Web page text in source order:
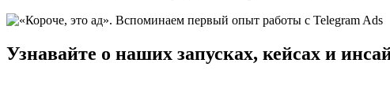
Узнавайте о наших запусках, кейсах и